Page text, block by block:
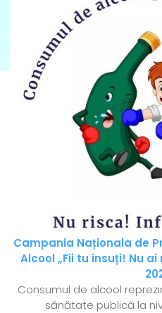
Campania Naționala de
Alcool „Fii tu însuți! Nu
Consumul de alcool
sănătate publică la